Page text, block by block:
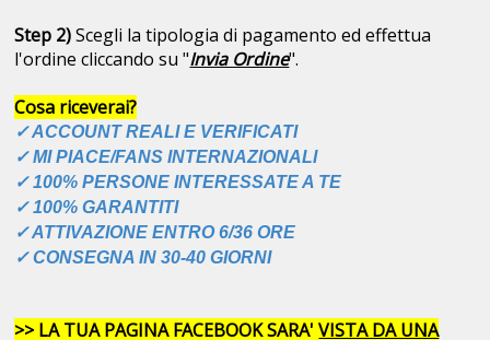
Step 2)Scegli la tipologia di pagamento ed effettua
l'ordine cliccando su "Invia Ordine".
Cosa riceverai?
✓ ACCOUNT REALI E VERIFICATI
✓ MI PIACE/FANS INTERNAZIONALI
✓ 100% PERSONE INTERESSATE A TE
✓ 100% GARANTITI
✓ ATTIVAZIONE ENTRO 6/36 ORE
✓ CONSEGNA IN 30-40 GIORNI
>> LA TUA PAGINA FACEBOOK SARA'VISTA DA UNA